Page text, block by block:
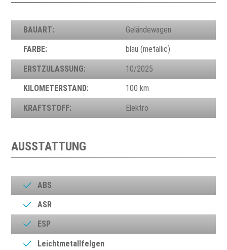
BAUART: Geländewagen
FARBE: blau (metallic)
ERSTZULASSUNG: 10/2025
KILOMETERSTAND: 100 km
KRAFTSTOFF: Elektro
AUSSTATTUNG
ABS
ASR
ESP
Leichtmetallfelgen